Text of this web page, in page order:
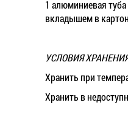
1 алюминиевая
вкладышем в
УСЛОВИЯ
Хранить при
Хранить в